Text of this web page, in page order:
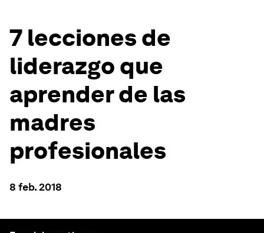
7 lecciones de
liderazgo que
aprender de las
madres
profesionales
8 feb. 2018